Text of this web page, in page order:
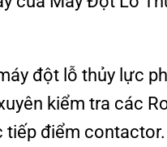
đột lỗ thủy lực
kiểm tra các
tiếp điểm